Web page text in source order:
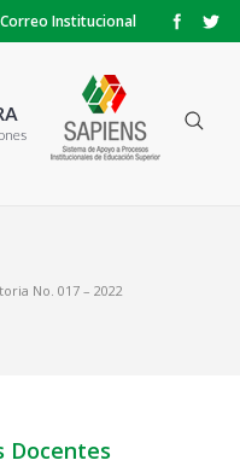
Correo Institucional
No. 017 – 2022
Docentes